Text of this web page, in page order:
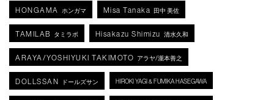
HONGAMA ホンガマ Misa Tanaka 田中 美佐
TAMILAB タミラボ Hisakazu Shimizu 清水久和
ARAYA/YOSHIYUKI TAKIMOTO アラヤ/瀧本善之
DOLLSSAN ドールズサン HIROKI YAGI & FUMIKA HASEGAWA